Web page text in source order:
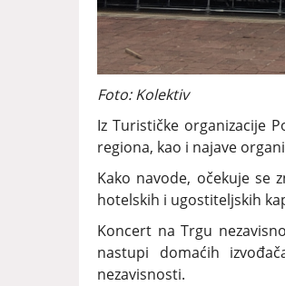
Foto: Kolektiv
Iz Turističke organizacije
regiona, kao i najave
Kako navode, očekuje se
hotelskih i ugostiteljskih
Koncert na Trgu
nastupi domaćih
nezavisnosti.